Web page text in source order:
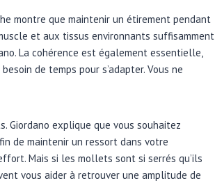
montre que maintenir un étirement pendant
et aux tissus environnants suffisamment
La cohérence est également essentielle,
de temps pour s’adapter. Vous ne
Giordano explique que vous souhaitez
de maintenir un ressort dans votre
Mais si les mollets sont si serrés qu’ils
vous aider à retrouver une amplitude de